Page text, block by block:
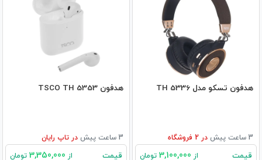
هدفون تسکو مدل TH 5336
3 ساعت پیش در فروشگاه
قیمت از تومان
هدفون TSCO TH 5353
3 ساعت پیش در تاپ رایان
قیمت از تومان